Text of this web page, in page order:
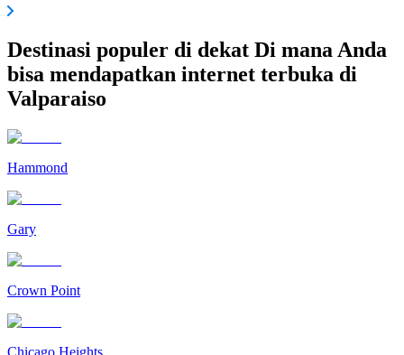
Destinasi populer di dekat Di mana Anda
bisa mendapatkan internet terbuka di
Valparaiso
Hammond
Gary
Crown Point
Chicago Heights